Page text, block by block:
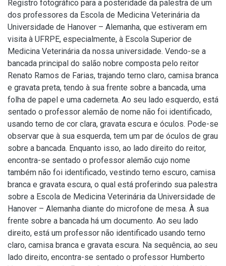
Registro fotográfico para a posteridade da palestra de um
dos professores da Escola de Medicina Veterinária da
Universidade de Hanover – Alemanha, que estiveram em
visita à UFRPE, especialmente, à Escola Superior de
Medicina Veterinária da nossa universidade. Vendo-se a
bancada principal do salão nobre composta pelo reitor
Renato Ramos de Farias, trajando terno claro, camisa branca
e gravata preta, tendo à sua frente sobre a bancada, uma
folha de papel e uma caderneta. Ao seu lado esquerdo, está
sentado o professor alemão de nome não foi identificado,
usando terno de cor clara, gravata escura e óculos. Pode-se
observar que à sua esquerda, tem um par de óculos de grau
sobre a bancada. Enquanto isso, ao lado direito do reitor,
encontra-se sentado o professor alemão cujo nome
também não foi identificado, vestindo terno escuro, camisa
branca e gravata escura, o qual está proferindo sua palestra
sobre a Escola de Medicina Veterinária da Universidade de
Hanover – Alemanha diante do microfone de mesa. À sua
frente sobre a bancada há um documento. Ao seu lado
direito, está um professor não identificado usando terno
claro, camisa branca e gravata escura. Na sequência, ao seu
lado direito, encontra-se sentado o professor Humberto